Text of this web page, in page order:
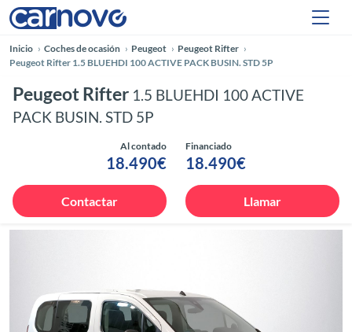
Inicio Coches de ocasión Peugeot
Peugeot Rifter
Peugeot Rifter 1.5 BLUEHDI 100 ACTIVE PACK BUSIN. STD 5P
Peugeot Rifter 1.5 BLUEHDI 100 ACTIVE
PACK BUSIN. STD 5P
Al contado
18.490€
Financiado
18.490€
Contactar Llamar